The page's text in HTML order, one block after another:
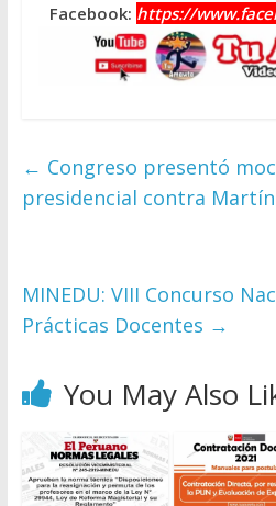
Facebook: https://
← Congreso presentó
presidencial contra
MINEDU: VIII Concurso
Prácticas Docentes →
You May Also